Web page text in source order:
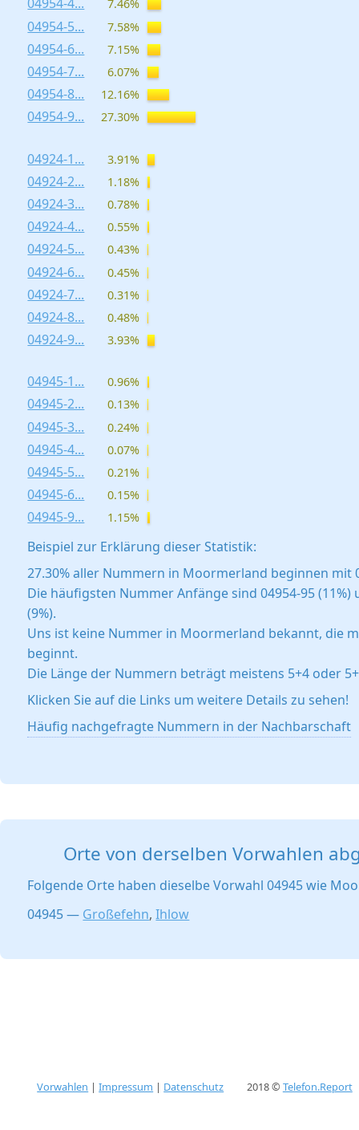
04954-4... 7.46%
04954-5... 7.58%
04954-6... 7.15%
04954-7... 6.07%
04954-8... 12.16%
04954-9... 27.30%
04924-1... 3.91%
04924-2... 1.18%
04924-3... 0.78%
04924-4... 0.55%
04924-5... 0.43%
04924-6... 0.45%
04924-7... 0.31%
04924-8... 0.48%
04924-9... 3.93%
04945-1... 0.96%
04945-2... 0.13%
04945-3... 0.24%
04945-4... 0.07%
04945-5... 0.21%
04945-6... 0.15%
04945-9... 1.15%
Beispiel zur Erklärung dieser Statistik:
27.30% aller Nummern in Moormerland beginnen mit
Die häufigsten Nummer Anfänge sind 04954-95 (11%)
(9%).
Uns ist keine Nummer in Moormerland bekannt, die
beginnt.
Die Länge der Nummern beträgt meistens 5+4 oder
Klicken Sie auf die Links um weitere Details zu sehen!
Häufig nachgefragte Nummern in der Nachbarschaft
Orte von derselben Vorwahlen
Folgende Orte haben dieselbe Vorwahl 04945 wie
04945 — Großefehn,Ihlow
Vorwahlen |Impressum | Datenschutz 2018 © Telefon.Report